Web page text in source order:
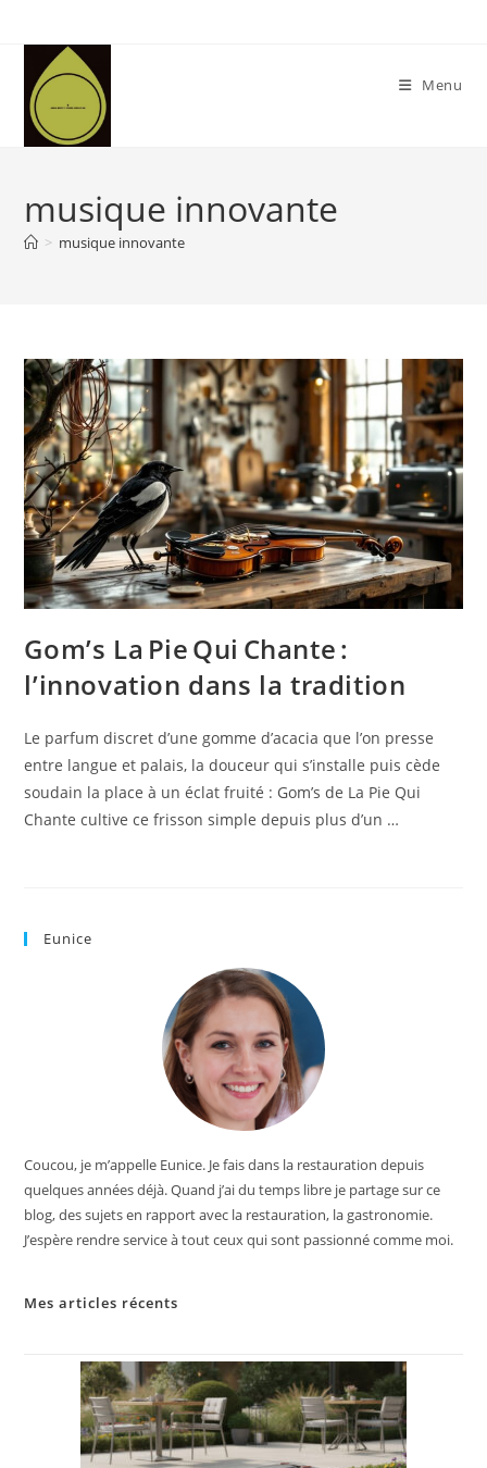
content
Menu
musique innovante
> musique innovante
Gom’s La Pie Qui Chante :
l’innovation dans la tradition
Le parfum discret d’une gomme d’acacia que l’on presse
entre langue et palais, la douceur qui s’installe puis cède
soudain la place à un éclat fruité : Gom’s de La Pie Qui
Chante cultive ce frisson simple depuis plus d’un …
Eunice
Coucou, je m’appelle Eunice. Je fais dans la restauration depuis
quelques années déjà. Quand j’ai du temps libre je partage sur ce
blog, des sujets en rapport avec la restauration, la gastronomie.
J’espère rendre service à tout ceux qui sont passionné comme moi.
Mes articles récents